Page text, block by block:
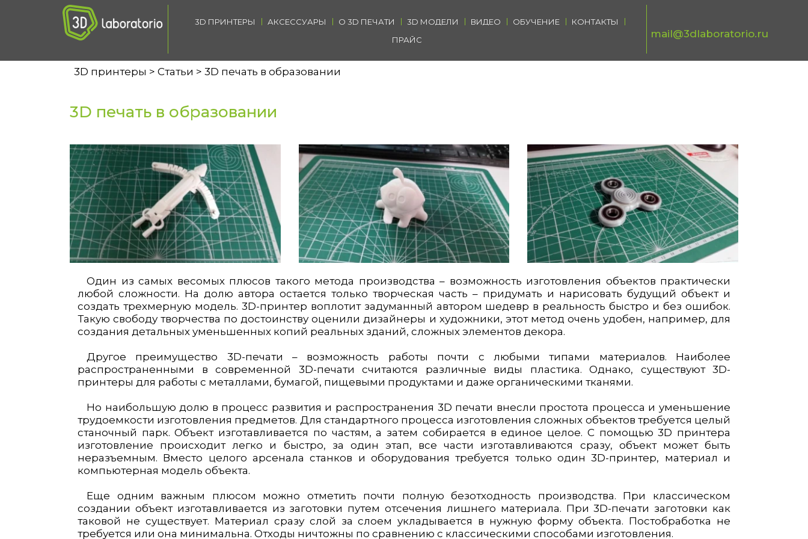
mail@3dlaboratorio.ru
3D ПРИНТЕРЫ АКСЕССУАРЫ О 3D ПЕЧАТИ 3D МОДЕЛИ ВИДЕО ОБУЧЕНИЕ
КОНТАКТЫ
ПРАЙС
3D принтеры Статьи 3D печать в образовании
3D печать в образовании
Один из самых весомых плюсов такого метода производства – возможность изготовления объектов практически
любой сложности. На долю автора остается только творческая часть – придумать и нарисовать будущий объект и
создать трехмерную модель. 3D-принтер воплотит задуманный автором шедевр в реальность быстро и без ошибок.
Такую свободу творчества по достоинству оценили дизайнеры и художники, этот метод очень удобен, например, для
создания детальных уменьшенных копий реальных зданий, сложных элементов декора.
Другое преимущество 3D-печати – возможность работы почти с любыми типами материалов. Наиболее
распространенными в современной 3D-печати считаются различные виды пластика. Однако, существуют 3D-
принтеры для работы с металлами, бумагой, пищевыми продуктами и даже органическими тканями.
Но наибольшую долю в процесс развития и распространения 3D печати внесли простота процесса и уменьшение
трудоемкости изготовления предметов. Для стандартного процесса изготовления сложных объектов требуется целый
станочный парк. Объект изготавливается по частям, а затем собирается в единое целое. С помощью 3D принтера
изготовление происходит легко и быстро, за один этап, все части изготавливаются сразу, объект может быть
неразъемным. Вместо целого арсенала станков и оборудования требуется только один 3D-принтер, материал и
компьютерная модель объекта.
Еще одним важным плюсом можно отметить почти полную безотходность производства. При классическом
создании объект изготавливается из заготовки путем отсечения лишнего материала. При 3D-печати заготовки как
таковой не существует. Материал сразу слой за слоем укладывается в нужную форму объекта. Постобработка не
требуется или она минимальна. Отходы ничтожны по сравнению с классическими способами изготовления.